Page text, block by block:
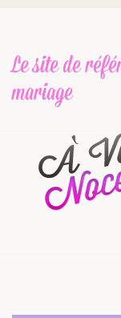
Le site de
mariage